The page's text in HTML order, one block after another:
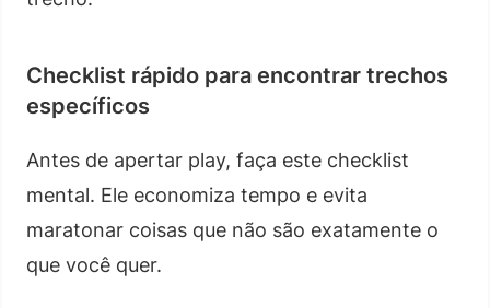
Checklist rápido para encontrar trechos
específicos
Antes de apertar play, faça este checklist
mental. Ele economiza tempo e evita
maratonar coisas que não são exatamente o
que você quer.